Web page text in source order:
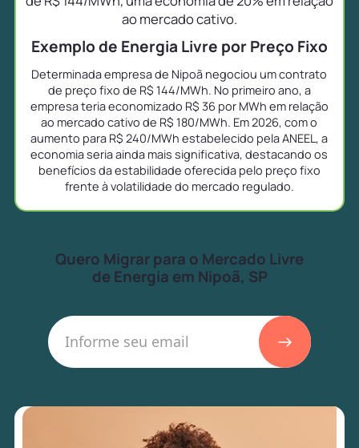
ao mercado cativo.
Exemplo de Energia Livre por Preço Fixo
Determinada empresa de Nipoã negociou um contrato
de preço fixo de R$ 144/MWh. No primeiro ano, a
empresa teria economizado R$ 36 por MWh em relação
ao mercado cativo de R$ 180/MWh. Em 2026, com o
aumento para R$ 240/MWh estabelecido pela ANEEL, a
economia seria ainda mais significativa, destacando os
benefícios da estabilidade oferecida pelo preço fixo
frente à volatilidade do mercado regulado.
Quero Migrar para o Mercado Livre
de Energia em Nipoã, SP